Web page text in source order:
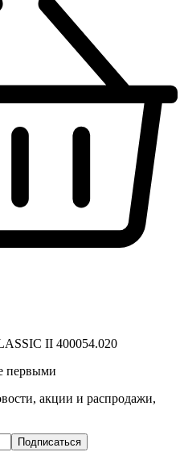
II 400054.020
первыми
акции и распродажи,
Подписаться